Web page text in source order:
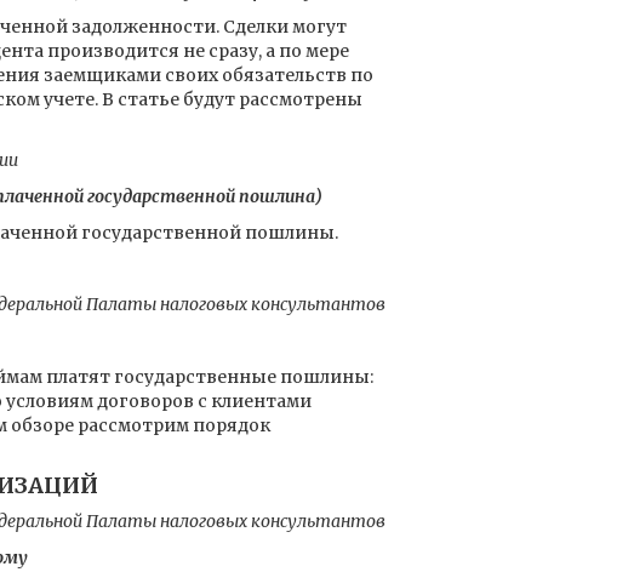
задолженности. Сделки могут
производится не сразу, а по мере
заемщиками своих обязательств по
учете. В статье будут рассмотрены
государственной пошлина)
государственной пошлины.
Палаты налоговых консультантов
платят государственные пошлины:
условиям договоров с клиентами
рассмотрим порядок
Палаты налоговых консультантов